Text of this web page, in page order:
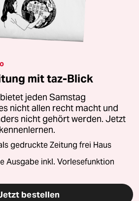
mit taz-Blick
jeden Samstag
nicht allen recht macht und
nicht gehört werden. Jetzt
gedruckte Zeitung frei Haus
Ausgabe inkl. Vorlesefunktion
bestellen